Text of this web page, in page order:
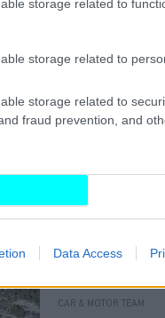
storage related to
storage related to
storage related to
fraud prevention, and
Data Access
αυτοκίνητα
Ιανουαρίου;
πιο σταθερή
Ευρώπης
από
ρήγμα, πόσα g
CAR & MOTOR TEAM